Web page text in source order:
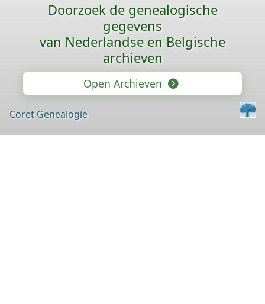
Doorzoek de genealogische
gegevens
van Nederlandse en Belgische
archieven
Open Archieven
Coret Genealogie